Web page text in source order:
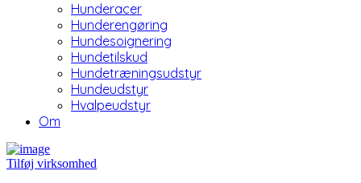
Hunderacer
Hunderengøring
Hundesoignering
Hundetilskud
Hundetræningsudstyr
Hundeudstyr
Hvalpeudstyr
Om
Tilføj virksomhed